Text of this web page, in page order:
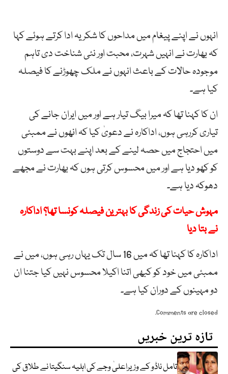
انہوں نے اپنے پیغام میں مداحوں کا شکریہ ادا کرتے ہوئے کہا
کہ بھارت نے انہیں شہرت، محبت اور نئی شناخت دی تاہم
موجودہ حالات کے باعث انہوں نے ملک چھوڑنے کا فیصلہ
کیا ہے۔
ان کا کہنا تھا کہ میرا بیگ تیار ہے اور میں ایران جانے کی
تیاری کررہی ہوں، اداکارہ نے دعویٰ کیا کہ انھوں نے ممبئی
میں احتجاج میں حصہ لینے کے بعد اپنے بہت سے دوستوں
کو کھو دیا ہے اور میں محسوس کرتی ہوں کہ بھارت نے مجھے
دھوکہ دیا ہے۔
مہوش حیات کی زندگی کا بہترین فیصلہ کونسا تھا؟ اداکارہ
نے بتا دیا
اداکارہ کا کہنا تھا کہ میں 16 سال تک یہاں رہی ہوں، میں نے
ممبئی میں خود کو کبھی اتنا اکیلا محسوس نہیں کیا جتنا ان
دو مہینوں کے دوران کیا ہے۔
Comments are closed.
تازہ ترین خبریں
تامل ناڈو کے وزیراعلیٰ وجے کی اہلیہ سنگیتا نے طلاق کی